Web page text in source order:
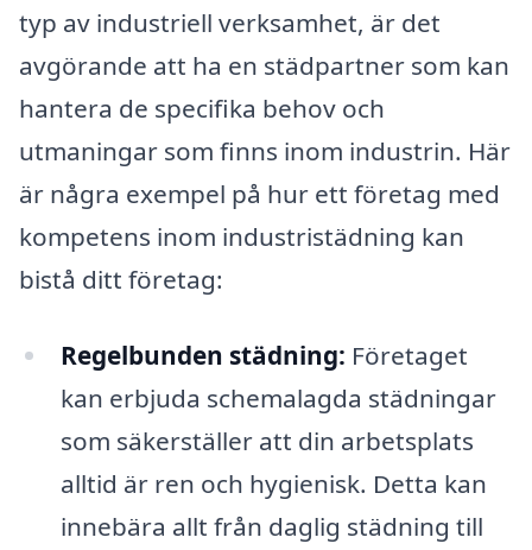
typ av industriell verksamhet, är det
avgörande att ha en städpartner som kan
hantera de specifika behov och
utmaningar som finns inom industrin. Här
är några exempel på hur ett företag med
kompetens inom industristädning kan
bistå ditt företag:
Regelbunden städning: Företaget
kan erbjuda schemalagda städningar
som säkerställer att din arbetsplats
alltid är ren och hygienisk. Detta kan
innebära allt från daglig städning till